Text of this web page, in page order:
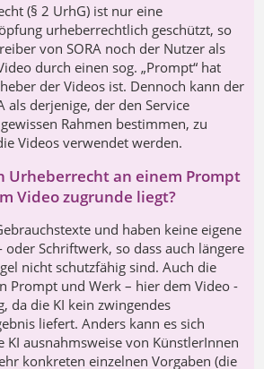
(§ 2 UrhG) ist nur eine
urheberrechtlich geschützt, so
von SORA noch der Nutzer als
durch einen sog. „Prompt“ hat
der Videos ist. Dennoch kann der
als derjenige, der den Service
Rahmen bestimmen, zu
Videos verwendet werden.
Urheberrecht an einem Prompt
Video zugrunde liegt?
und haben keine eigene
oder Schriftwerk, so dass auch längere
nicht schutzfähig sind. Auch die
Prompt und Werk – hier dem Video -
da die KI kein zwingendes
liefert. Anders kann es sich
KI ausnahmsweise von KünstlerInnen
konkreten einzelnen Vorgaben (die